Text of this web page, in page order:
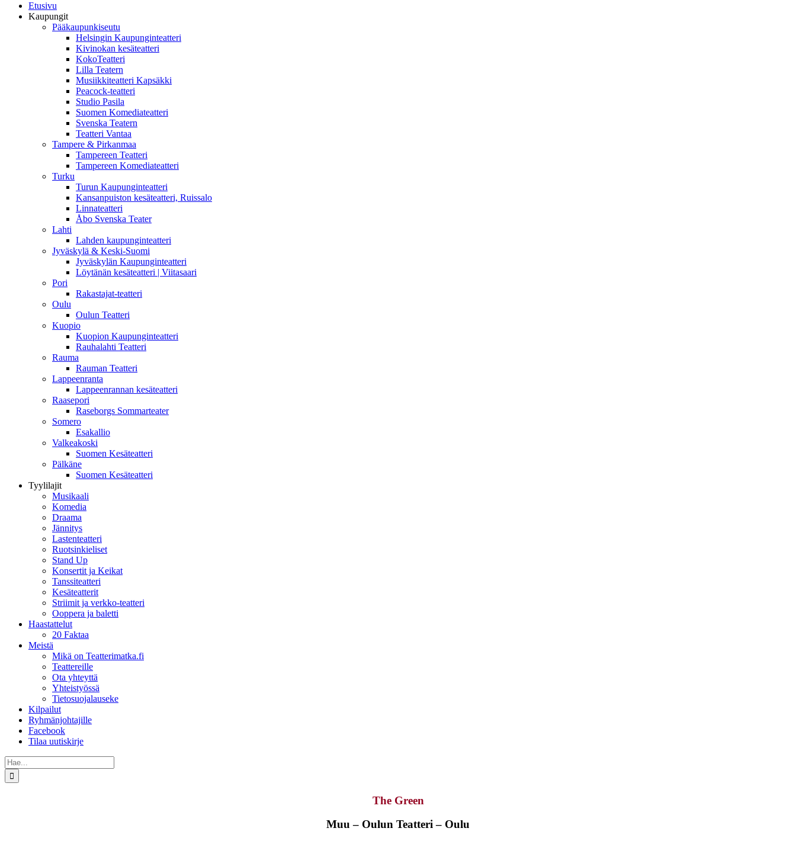
Etusivu
Kaupungit
Pääkaupunkiseutu
Helsingin Kaupunginteatteri
Kivinokan kesäteatteri
KokoTeatteri
Lilla Teatern
Musiikkiteatteri Kapsäkki
Peacock-teatteri
Studio Pasila
Suomen Komediateatteri
Svenska Teatern
Teatteri Vantaa
Tampere & Pirkanmaa
Tampereen Teatteri
Tampereen Komediateatteri
Turku
Turun Kaupunginteatteri
Kansanpuiston kesäteatteri, Ruissalo
Linnateatteri
Åbo Svenska Teater
Lahti
Lahden kaupunginteatteri
Jyväskylä & Keski-Suomi
Jyväskylän Kaupunginteatteri
Löytänän kesäteatteri | Viitasaari
Pori
Rakastajat-teatteri
Oulu
Oulun Teatteri
Kuopio
Kuopion Kaupunginteatteri
Rauhalahti Teatteri
Rauma
Rauman Teatteri
Lappeenranta
Lappeenrannan kesäteatteri
Raasepori
Raseborgs Sommarteater
Somero
Esakallio
Valkeakoski
Suomen Kesäteatteri
Pälkäne
Suomen Kesäteatteri
Tyylilajit
Musikaali
Komedia
Draama
Jännitys
Lastenteatteri
Ruotsinkieliset
Stand Up
Konsertit ja Keikat
Tanssiteatteri
Kesäteatterit
Striimit ja verkko-teatteri
Ooppera ja baletti
Haastattelut
20 Faktaa
Meistä
Mikä on Teatterimatka.fi
Teattereille
Ota yhteyttä
Yhteistyössä
Tietosuojalauseke
Kilpailut
Ryhmänjohtajille
Facebook
Tilaa uutiskirje
Etsi
...
The Green
Muu – Oulun Teatteri – Oulu